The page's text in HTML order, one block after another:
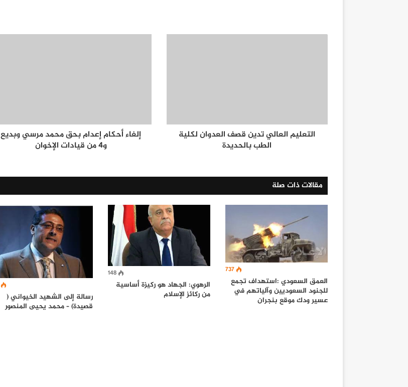
التعليم العالي تدين قصف العدوان لكلية
الطب بالحديدة
إلغاء أحكام إعدام بحق محمد مرسي وبديع
و4 من قيادات الإخوان
مقالات ذات صلة
737
العمق السعودي :استهداف تجمع
للجنود السعوديين وآلياتهم في
عسير ودك موقع بنجران
148
الرهوي: الجهاد هو ركيزة أساسية
من ركائز الإسلام
رسالة إلى الشهيد الخيواني (
قصيدة) – محمد يحيى المنصور